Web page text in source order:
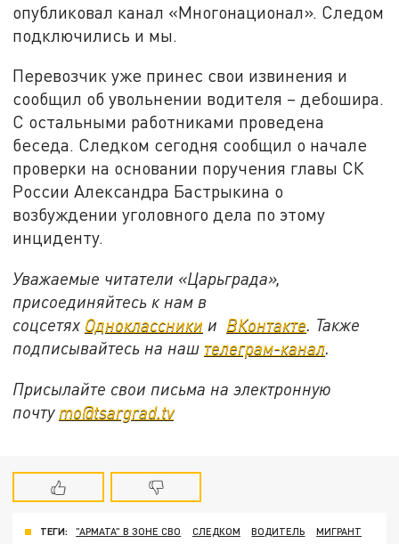
опубликовал канал «Многонационал». Следом
подключились и мы.
Перевозчик уже принес свои извинения и
сообщил об увольнении водителя – дебошира.
С остальными работниками проведена
беседа. Следком сегодня сообщил о начале
проверки на основании поручения главы СК
России Александра Бастрыкина о
возбуждении уголовного дела по этому
инциденту.
Уважаемые читатели «Царьграда»,
присоединяйтесь к нам в
соцсетях Одноклассники и ВКонтакте. Также
подписывайтесь на наш телеграм-канал.
Присылайте свои письма на электронную
почту mo@tsargrad.tv
ТЕГИ: "АРМАТА" В ЗОНЕ СВО СЛЕДКОМ ВОДИТЕЛЬ
МИГРАНТ